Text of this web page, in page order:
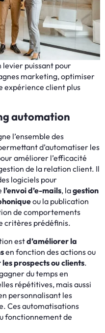
puissant pour
marketing, optimiser
expérience client plus
automation
l’ensemble des
d’automatiser les
améliorer l’efficacité
de la relation client. Il
logiciels pour
l’envoi d’e-mails, lagestion
ou la publication
de comportements
critères prédéfinis.
estd’améliorer la
en fonction des actions ou
prospects ou clients.
du temps en
répétitives, mais aussi
personnalisant les
Ces automatisations
fonctionnement de